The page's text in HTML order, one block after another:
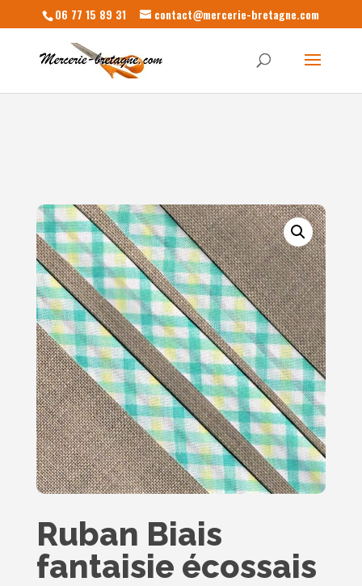
06 77 15 89 31 contact@mercerie-bretagne.com
Ruban Biais
fantaisie écossais